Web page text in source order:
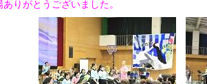
ありがとうございました。